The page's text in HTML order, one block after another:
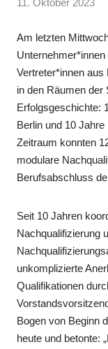
11. Oktober 2023
Am letzten
Vertreter*innen
in den Räumen der
Erfolgsgeschichte:
Berlin und 10
Zeitraum konnten
modulare
Berufsabschluss
Seit 10 Jahren
Nachqualifizierung
unkomplizierte
Qualifikationen
Bogen von Beginn
heute und betonte: